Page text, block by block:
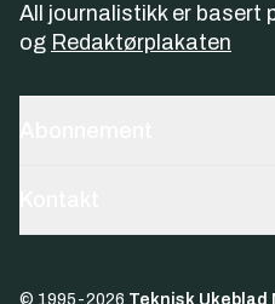
All journalistikk er basert
og Redaktørplakaten
© 1995-2026 Teknisk Ukeblad